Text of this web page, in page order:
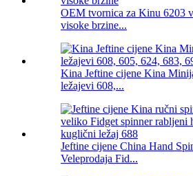
OEM tvornica za Kinu 6203
visoke brzine...
Kina Jeftine cijene Kina
ležajevi 608,...
Jeftine cijene China Hand
Veleprodaja Fid...